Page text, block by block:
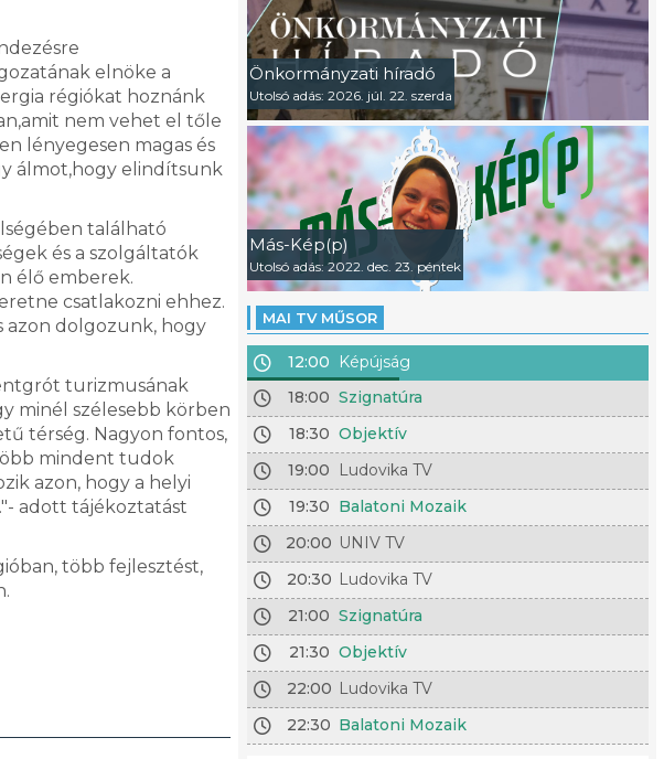
elnöke a
régiókat hoznánk
nem vehet el tőle
lényegesen magas és
álmot,hogy elindítsunk
található
és a szolgáltatók
élő emberek.
csatlakozni ehhez.
azon dolgozunk, hogy
turizmusának
minél szélesebb körben
térség. Nagyon fontos,
mindent tudok
azon, hogy a helyi
adott tájékoztatást
több fejlesztést,
Önkormányzati híradó
Utolsó adás: 2026. júl. 22. szerda
Más-Kép(p)
Utolsó adás: 2022. dec. 23. péntek
MAI TV MŰSOR
12:00
Képújság
18:00 Szignatúra
18:30 Objektív
19:00
Ludovika TV
19:30 Balatoni Mozaik
20:00 UNIV TV
20:30 Ludovika TV
21:00 Szignatúra
21:30 Objektív
22:00 Ludovika TV
22:30 Balatoni Mozaik